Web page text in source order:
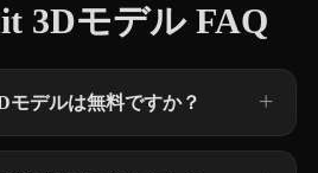
3Dモデル FAQ
モデルは無料ですか？